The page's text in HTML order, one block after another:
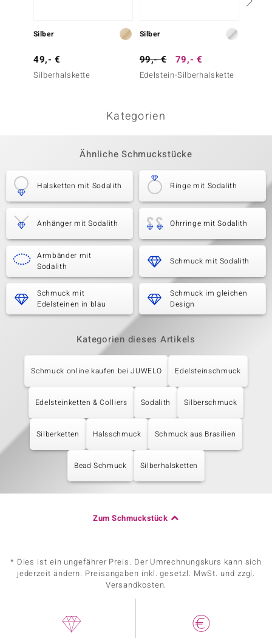
Silber
49,- €
Silberhalskette
Silber
99,- € 79,- €
Edelstein-Silberhalskette
Kategorien
Ähnliche Schmuckstücke
Halsketten mit Sodalith Ringe mit Sodalith
Anhänger mit Sodalith Ohrringe mit Sodalith
Armbänder mit
Sodalith
Schmuck mit Sodalith
Schmuck mit
Edelsteinen in blau
Schmuck im gleichen
Design
Kategorien dieses Artikels
Schmuck online kaufen bei JUWELO Edelsteinschmuck
Edelsteinketten & Colliers Sodalith Silberschmuck
Silberketten Halsschmuck Schmuck aus Brasilien
Bead Schmuck Silberhalsketten
Zum Schmuckstück
* Dies ist ein ungefährer Preis. Der Umrechnungskurs kann sich
jederzeit ändern. Preisangaben inkl. gesetzl. MwSt. und zzgl.
Versandkosten.